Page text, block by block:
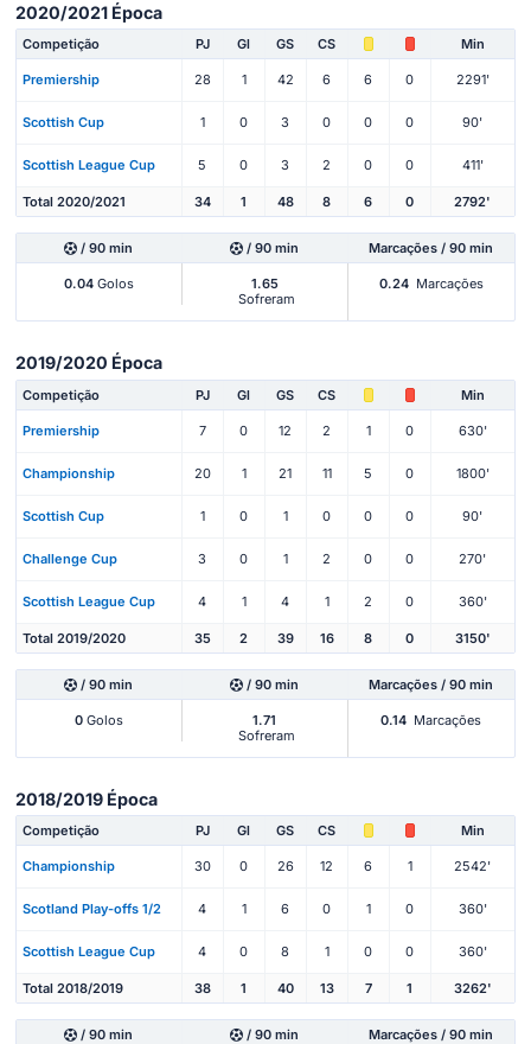
2020/2021 Época
Competição PJ Gl GS CS Min
Premiership 28 1 42 6 6 0 2291'
Scottish Cup 1 0 3 0 0 0 90'
Scottish League Cup 5 0 3 2 0 0 411'
Total 2020/2021 34 1 48 8 6 0 2792'
/ 90 min / 90 min Marcações / 90 min
0.04Golos
1.65
Sofreram
0.24 Marcações
2019/2020 Época
Competição PJ Gl GS CS Min
Premiership 7 0 12 2 1 0 630'
Championship 20 1 21 11 5 0 1800'
Scottish Cup 1 0 1 0 0 0 90'
Challenge Cup 3 0 1 2 0 0 270'
Scottish League Cup 4 1 4 1 2 0 360'
Total 2019/2020 35 2 39 16 8 0 3150'
/ 90 min / 90 min Marcações / 90 min
0Golos
1.71
Sofreram
0.14 Marcações
2018/2019 Época
Competição PJ Gl GS CS Min
Championship 30 0 26 12 6 1 2542'
Scotland Play-offs 1/2 4 1 6 0 1 0 360'
Scottish League Cup 4 0 8 1 0 0 360'
Total 2018/2019 38 1 40 13 7 1 3262'
/ 90 min / 90 min Marcações / 90 min